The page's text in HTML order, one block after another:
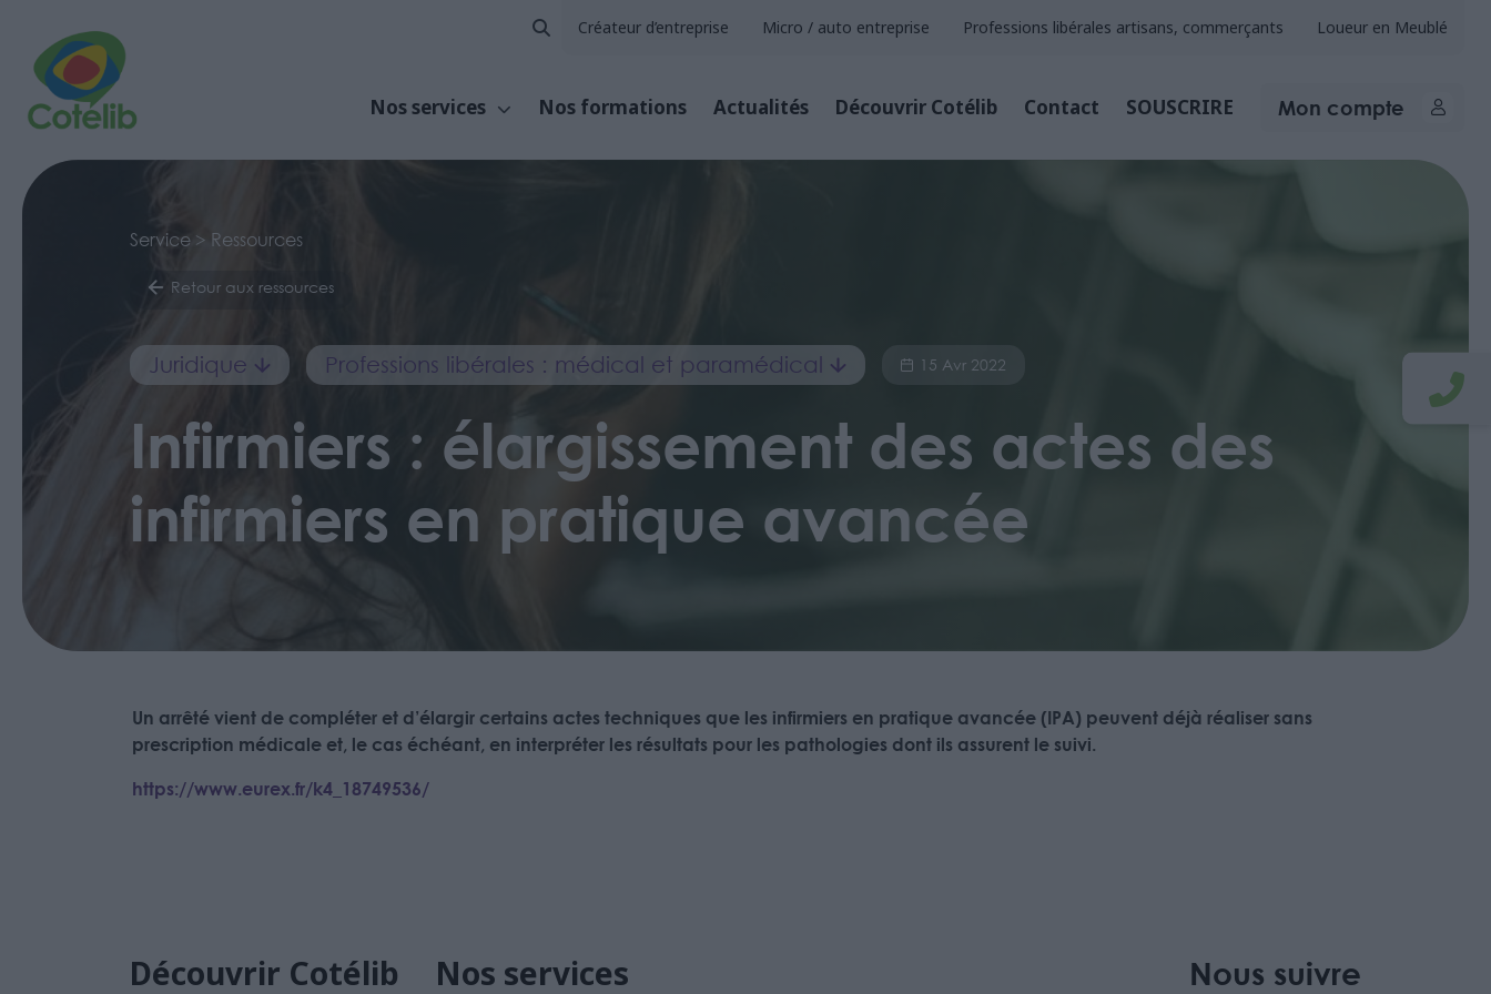
Créateur d’entreprise Micro / auto entreprise Professions libérales artisans, commerçants Loueur en Meublé
Nos services Nos formations Actualités Découvrir Cotélib Contact SOUSCRIRE Mon compte
Service > Ressources
Retour aux ressources
Juridique Professions libérales : médical et paramédical 15 Avr 2022
Infirmiers : élargissement des actes des
infirmiers en pratique avancée
Un arrêté vient de compléter et d’élargir certains actes techniques que les infirmiers en pratique avancée (IPA) peuvent déjà réaliser sans
prescription médicale et, le cas échéant, en interpréter les résultats pour les pathologies dont ils assurent le suivi.
https://www.eurex.fr/k4_18749536/
Découvrir Cotélib Nos services Nous suivre